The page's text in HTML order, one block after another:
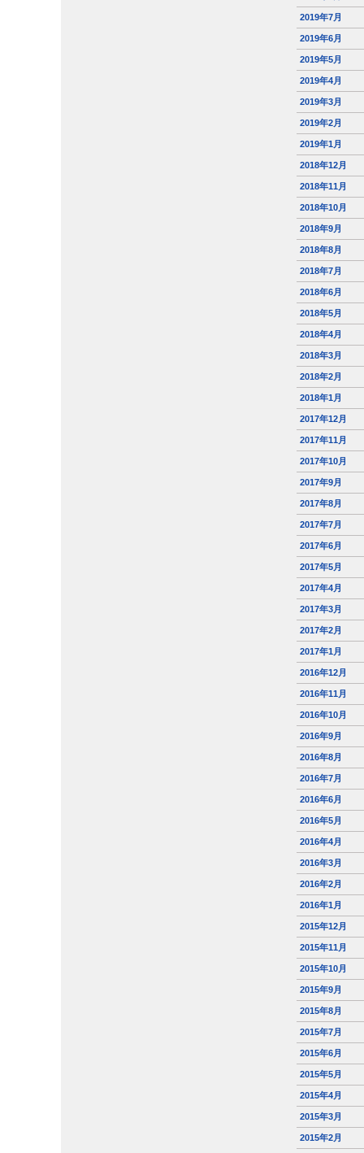
2019年7月
2019年6月
2019年5月
2019年4月
2019年3月
2019年2月
2019年1月
2018年12月
2018年11月
2018年10月
2018年9月
2018年8月
2018年7月
2018年6月
2018年5月
2018年4月
2018年3月
2018年2月
2018年1月
2017年12月
2017年11月
2017年10月
2017年9月
2017年8月
2017年7月
2017年6月
2017年5月
2017年4月
2017年3月
2017年2月
2017年1月
2016年12月
2016年11月
2016年10月
2016年9月
2016年8月
2016年7月
2016年6月
2016年5月
2016年4月
2016年3月
2016年2月
2016年1月
2015年12月
2015年11月
2015年10月
2015年9月
2015年8月
2015年7月
2015年6月
2015年5月
2015年4月
2015年3月
2015年2月